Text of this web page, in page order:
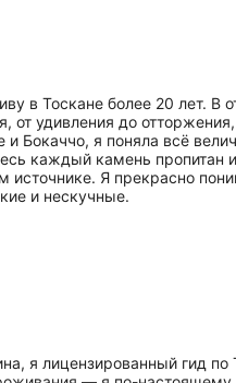
в Тоскане более 20 лет.
от удивления до
и Бокаччо, я поняла всё
каждый камень
источнике. Я прекрасно
и нескучные.
я лицензированный гид